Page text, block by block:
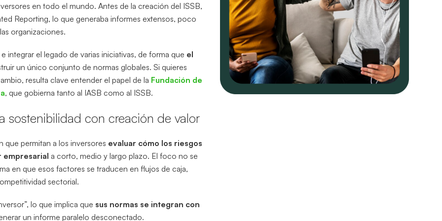
en todo el mundo. Antes de la creación del ISSB,
Reporting, lo que generaba informes extensos, poco
organizaciones.
integrar el legado de varias iniciativas, de forma que el
un único conjunto de normas globales. Si quieres
resulta clave entender el papel de la Fundación de
, que gobierna tanto al IASB como al ISSB.
sostenibilidad con creación de valor
que permitan a los inversores evaluar cómo los riesgos
empresarial a corto, medio y largo plazo. El foco no se
en que esos factores se traducen en flujos de caja,
sectorial.
lo que implica que sus normas se integran con
un informe paralelo desconectado.